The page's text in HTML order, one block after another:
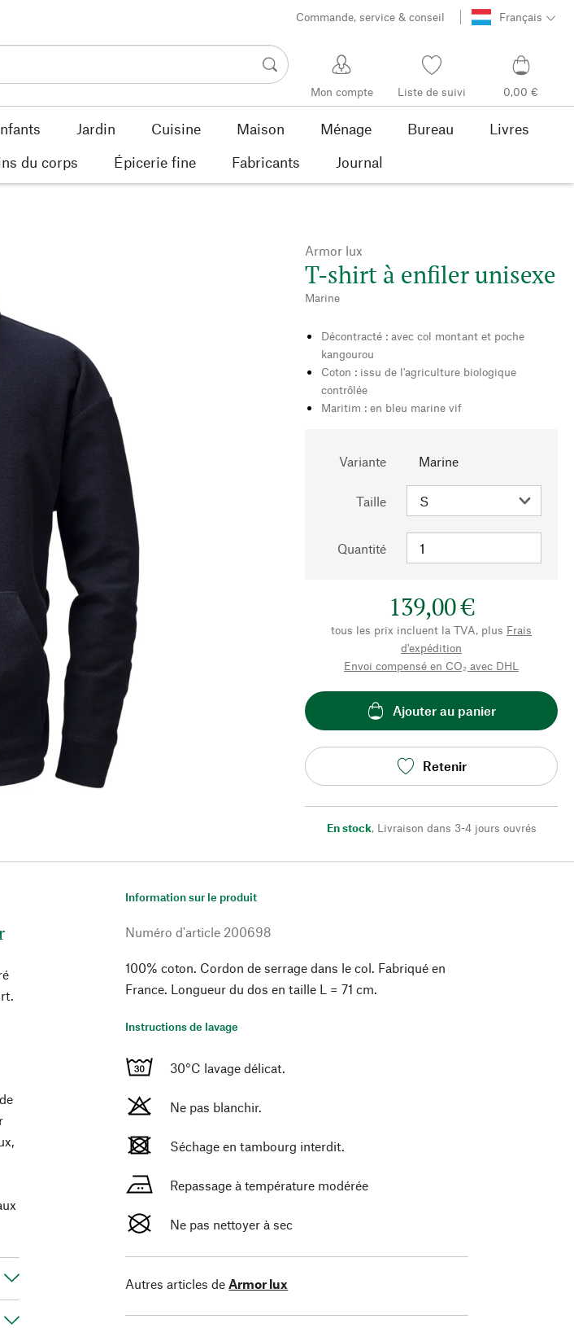
Commande, service & conseil Français
Mon compte Liste de suivi 0,00 €
Jardin Cuisine Maison Ménage Bureau
Livres
du corps Épicerie fine Fabricants Journal
Armor lux
T-shirt à enfiler unisexe
Marine
Décontracté : avec col montant et poche
kangourou
Coton : issu de l'agriculture biologique
contrôlée
Maritim : en bleu marine vif
Variante Marine
Taille
Quantité
139,00 €
tous les prix incluent la TVA, plus Frais
d'expédition
Envoi compensé en CO₂ avec DHL
Ajouter au panier
Retenir
En stock, Livraison dans 3-4 jours ouvrés
Information sur le produit
Numéro d'article 200698
100% coton. Cordon de serrage dans le col. Fabriqué en
France. Longueur du dos en taille L = 71 cm.
Instructions de lavage
30°C lavage délicat.
Ne pas blanchir.
Séchage en tambourg interdit.
Repassage à température modérée
Ne pas nettoyer à sec
Autres articles de Armor lux